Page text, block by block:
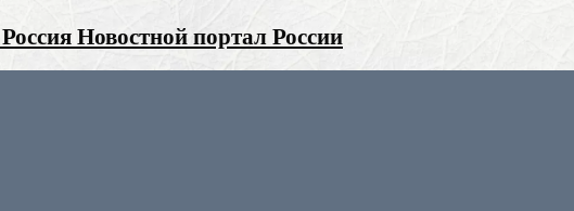
Новостной портал России